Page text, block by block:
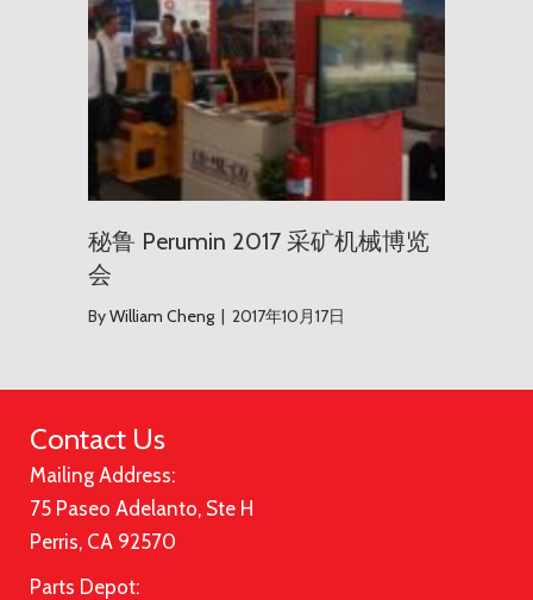
秘鲁 Perumin 2017 采矿机械博览
会
ByWilliam Cheng | 2017年10月17日
Contact Us
Mailing Address:
75 Paseo Adelanto, Ste H
Perris, CA 92570
Parts Depot: